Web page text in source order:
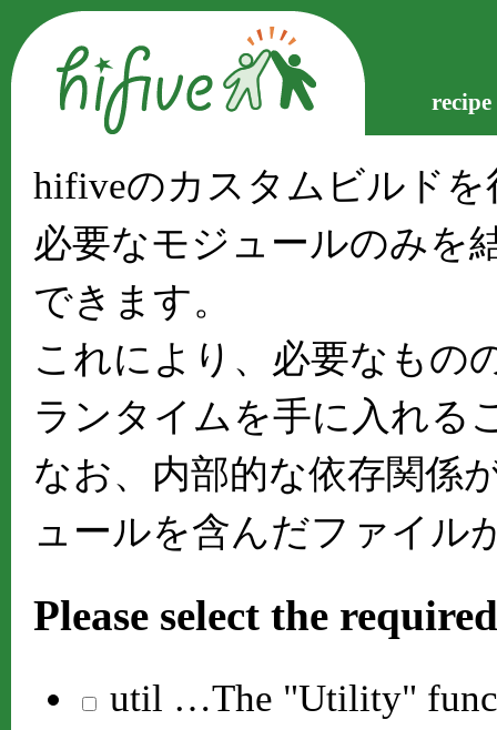
recipe
hifiveのカスタムビルドを
必要なモジュールのみを
できます。
これにより、必要なもの
ランタイムを手に入れる
なお、内部的な依存関係
ュールを含んだファイル
Please select the
util …The "Utility"